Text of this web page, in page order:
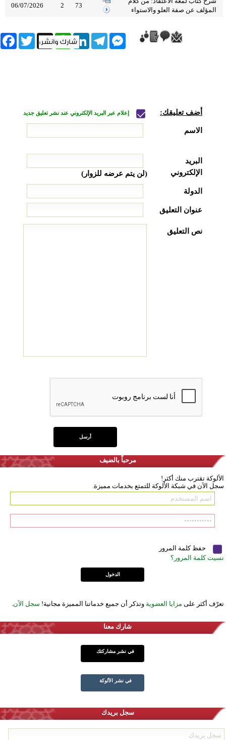
المؤلف عن صفة العلو والاستواء
73
2
06/07/2026
Twitter X
WhatsAppLinkedInTelegram
Messenger
أضف تعليقك: إعلام عبر البريد الإلكتروني عند نشر تعليق جديد
الاسم
البريد
الإلكتروني
(لن يتم عرضه للزوار)
الدولة
عنوان التعليق
نص التعليق
مرحباً بالضيف
الألوكة تقترب منك أكثر!
سجل الآن في شبكة الألوكة للتمتع بخدمات مميزة.
حفظ كلمة المرور
نسيت كلمة المرور؟
تعرّف أكثر على مزايا العضوية وتذكر أن جميع خدماتنا المميزة مجانية! سجل الآن
شارك معنا
في نشر مشاركتك
في نشر الألوكة
سجل بريدك